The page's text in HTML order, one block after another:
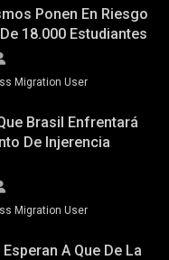
Ponen En Riesgo
18.000 Estudiantes
Migration User
Brasil Enfrentará
De Injerencia
Migration User
A Que De La